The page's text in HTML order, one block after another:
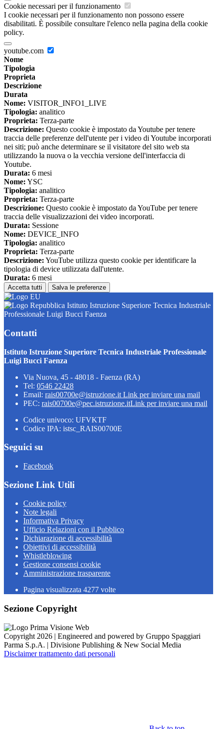
Cookie necessari per il funzionamento
I cookie necessari per il funzionamento non possono essere
disabilitati. È possibile consultare l'elenco nella pagina della cookie
policy.
youtube.com
Nome
Tipologia
Proprieta
Descrizione
Durata
Nome: VISITOR_INFO1_LIVE
Tipologia: analitico
Proprieta: Terza-parte
Descrizione: Questo cookie è impostato da Youtube per tenere
traccia delle preferenze dell'utente per i video di Youtube incorporati
nei siti; può anche determinare se il visitatore del sito web sta
utilizzando la nuova o la vecchia versione dell'interfaccia di
Youtube.
Durata: 6 mesi
Nome: YSC
Tipologia: analitico
Proprieta: Terza-parte
Descrizione: Questo cookie è impostato da YouTube per tenere
traccia delle visualizzazioni dei video incorporati.
Durata: Sessione
Nome: DEVICE_INFO
Tipologia: analitico
Proprieta: Terza-parte
Descrizione: YouTube utilizza questo cookie per identificare la
tipologia di device utilizzata dall'utente.
Durata: 6 mesi
Accetta tutti Salva le preferenze
Istituto Istruzione Superiore Tecnica Industriale
Professionale Luigi Bucci Faenza
Contatti
Istituto Istruzione Superiore Tecnica Industriale Professionale
Luigi Bucci Faenza
Via Nuova, 45 - 48018 - Faenza (RA)
Tel: 0546 22428
Email: rais00700e@istruzione.it Link per inviare una mail
PEC: rais00700e@pec.istruzione.itLink per inviare una mail
Codice univoco: UFVKTF
Codice IPA: istsc_RAIS00700E
Seguici su
Facebook
Sezione Link Utili
Cookie policy
Note legali
Informativa Privacy
Ufficio Relazioni con il Pubblico
Dichiarazione di accessibilità
Obiettivi di accessibilità
Whistleblowing
Gestione consensi cookie
Amministrazione trasparente
Pagina visualizzata 4277 volte
Sezione Copyright
Copyright 2026 | Engineered and powered by Gruppo Spaggiari
Parma S.p.A. | Divisione Publishing & New Social Media
Disclaimer trattamento dati personali